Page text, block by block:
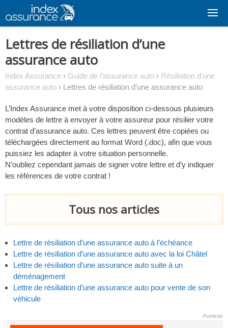
content
Lettres de résiliation d’une
assurance auto
Index Assurance › Guide de l’assurance auto › Résiliation d’une
assurance auto › Lettres de résiliation d’une assurance auto
L’Index Assurance met à votre disposition ci-dessous plusieurs
modèles de lettre à envoyer à votre assureur pour résilier votre
contrat d’assurance auto. Ces lettres peuvent être copiées ou
téléchargées directement au format Word (.doc), afin que vous
puissiez les adapter à votre situation personnelle.
N’oubliez cependant jamais de signer votre lettre et d’y indiquer
les références de votre contrat !
Tous nos articles
Lettre de résiliation d’une assurance auto à l’échéance
Lettre de résiliation d’une assurance auto avec la loi Châtel
Lettre de résiliation d’une assurance auto suite à un
déménagement
Lettre de résiliation d’une assurance auto pour vente de son
véhicule
Publicité